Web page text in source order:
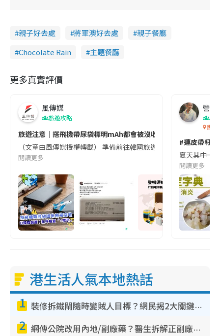
親子好去處 將軍澳好去處
親子餐廳
Chocolate Rain
主題餐廳
更多真實評價
風傳媒
旅遊攻略
旅遊注意｜搭飛機帶尿袋標明mAh都會被沒收😱出發前切記檢查
（文章由風傳媒授權轉載） 準備前往韓國旅遊的民眾，近期要
閱讀更多
營養
香港
#連皮帶籽
夏天其中一
閱讀更多
港生活人氣本地熱話
1 裝修拆鐵閘隨時變賊人目標？網民揭2大關鍵用途：裝新式等於白裝？附新舊鐵閘分別
2 網傳公院改用內地/副廠藥？醫生拆解正副廠分別 揭4類人換藥隨時出事